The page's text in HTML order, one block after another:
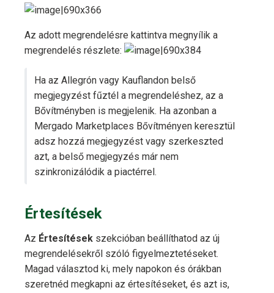
Az adott megrendelésre kattintva megnyílik a
megrendelés részlete:
Ha az Allegrón vagy Kauflandon belső
megjegyzést fűztél a megrendeléshez, az a
Bővítményben is megjelenik. Ha azonban a
Mergado Marketplaces Bővítményen keresztül
adsz hozzá megjegyzést vagy szerkeszted
azt, a belső megjegyzés már nem
szinkronizálódik a piactérrel.
Értesítések
Az Értesítések szekcióban beállíthatod az új
megrendelésekről szóló figyelmeztetéseket.
Magad választod ki, mely napokon és órákban
szeretnéd megkapni az értesítéseket, és azt is,